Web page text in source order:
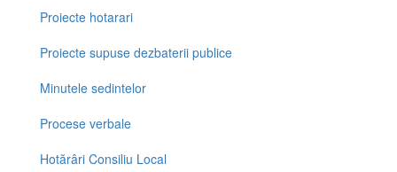
Proiecte hotarari
Proiecte supuse dezbaterii publice
Minutele sedintelor
Procese verbale
Hotărâri Consiliu Local